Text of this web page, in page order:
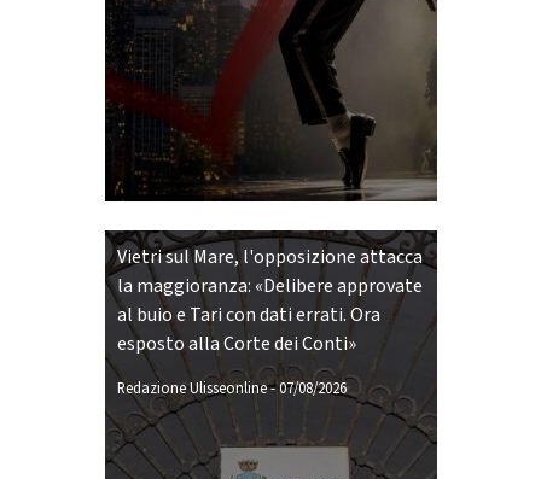
Vietri sul Mare, l'opposizione attacca
la maggioranza: «Delibere approvate
al buio e Tari con dati errati. Ora
esposto alla Corte dei Conti»
Redazione Ulisseonline-07/08/2026